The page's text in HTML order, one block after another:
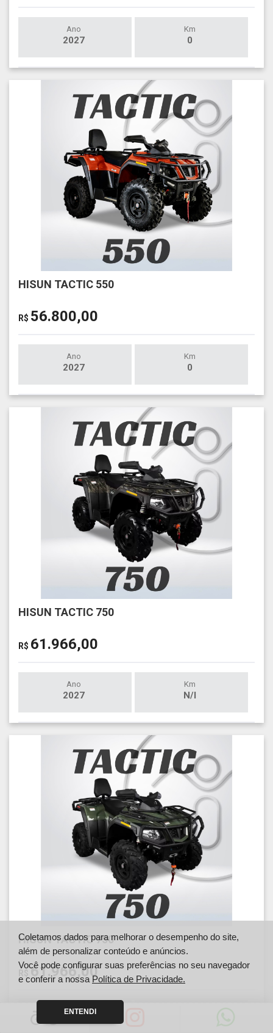
Ano
2027
Km
0
HISUN TACTIC 550
R$ 56.800,00
Ano
2027
Km
0
HISUN TACTIC 750
R$ 61.966,00
Ano
2027
Km
N/I
HISUN TACTIC 750
61.966,00
Ano
2027
Coletamos dados para melhorar o desempenho do site,
além de personalizar conteúdo e anúncios.
Você pode configurar suas preferências no seu navegador
e conferir a nossa Política de Privacidade.
ENTENDI